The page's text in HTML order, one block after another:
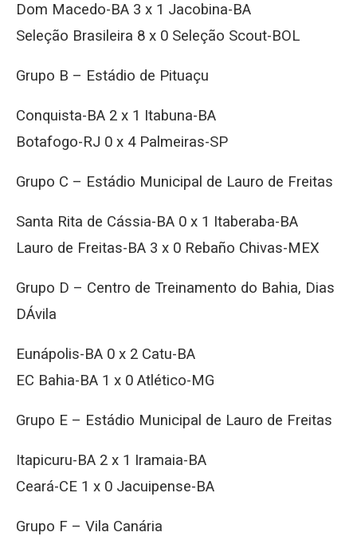
Dom Macedo-BA 3 x 1 Jacobina-BA
Seleção Brasileira 8 x 0 Seleção Scout-BOL
Grupo B – Estádio de Pituaçu
Conquista-BA 2 x 1 Itabuna-BA
Botafogo-RJ 0 x 4 Palmeiras-SP
Grupo C – Estádio Municipal de Lauro de Freitas
Santa Rita de Cássia-BA 0 x 1 Itaberaba-BA
Lauro de Freitas-BA 3 x 0 Rebaño Chivas-MEX
Grupo D – Centro de Treinamento do Bahia, Dias
DÁvila
Eunápolis-BA 0 x 2 Catu-BA
EC Bahia-BA 1 x 0 Atlético-MG
Grupo E – Estádio Municipal de Lauro de Freitas
Itapicuru-BA 2 x 1 Iramaia-BA
Ceará-CE 1 x 0 Jacuipense-BA
Grupo F – Vila Canária